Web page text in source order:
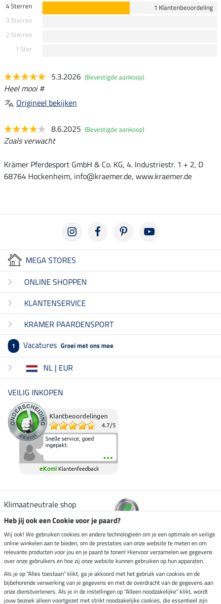
4 Sterren
1 Klantenbeoordeling
3 Sterren
2 Sterren
1 Ster
5.3.2026 (Bevestigde aankoop)
Heel mooi #
Origineel bekijken
8.6.2025 (Bevestigde aankoop)
Zoals verwacht
Krämer Pferdesport GmbH & Co. KG, 4. Industriestr. 1 + 2, D
68764 Hockenheim, info@kraemer.de, www.kraemer.de
MEGA STORES
ONLINE SHOPPEN
KLANTENSERVICE
KRAMER PAARDENSPORT
1 Vacatures Groei met ons mee
NL | EUR
VEILIG INKOPEN
Klantbeoordelingen
4.7/5
Snelle service, goed
ingepakt.
eKomi Klantenfeedback
Klimaatneutrale shop
Verzending per
Veilig betalen met
Heb jij ook een Cookie voor je paard?
Wij ook! We gebruiken cookies en andere technologieën om je een optimale en veilige
online winkelen aan te bieden, om de prestaties van onze website te meten en om
relevante producten voor jou en je paard te tonen! Hiervoor verzamelen we gegevens
over onze gebruikers en hoe zij onze website kunnen gebruiken op hun apparaten.
Als je op "Alles toestaan" klikt, ga je akkoord met het gebruik van cookies en de
bijbehorende verwerking van je gegevens en met de overdracht van de gegevens aan
onze dienstverleners. Als je in de instellingen op "Alleen noodzakelijke" klikt, wordt
jouw bezoek alleen voortgezet met strikt noodzakelijke cookies, die essentieel zijn